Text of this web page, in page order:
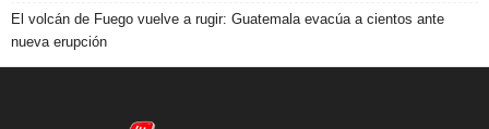
El volcán de Fuego vuelve a rugir: Guatemala evacúa a cientos ante
nueva erupción